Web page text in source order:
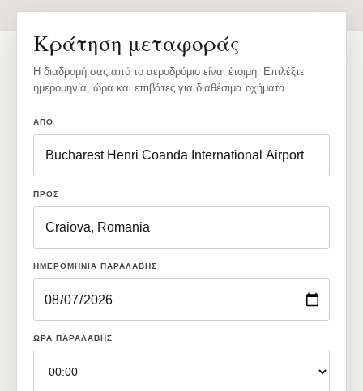
Κράτηση μεταφοράς
Η διαδρομή σας από το αεροδρόμιο είναι έτοιμη. Επιλέξτε
ημερομηνία, ώρα και επιβάτες για διαθέσιμα οχήματα.
ΑΠΌ
ΠΡΟΣ
ΗΜΕΡΟΜΗΝΊΑ ΠΑΡΑΛΑΒΉΣ
ΏΡΑ ΠΑΡΑΛΑΒΉΣ